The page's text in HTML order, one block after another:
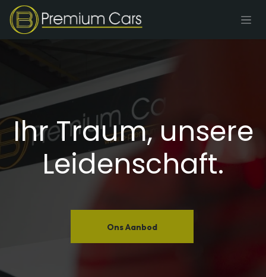
Zum Inhalt springen
Ihr Traum, unsere
Leidenschaft. ​
Ons Aanbod​​